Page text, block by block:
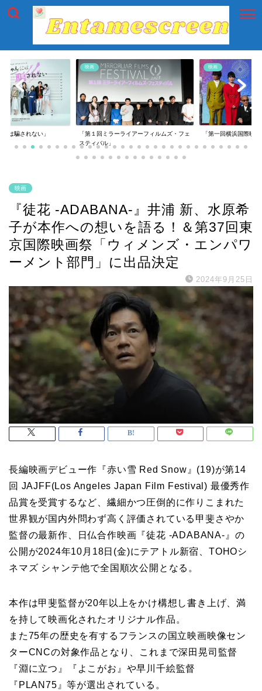
は騙されない」
映画
「第１回ミラーライアーフィルムズ・フェ
スティバル」
映画
「第一回横浜国際映画
映画
『徒花 -ADABANA-』井浦 新、水原希
子が本作への想いを語る！＆第37回東
京国際映画祭「ウィメンズ・エンパワ
ーメント部門」に出品決定
2024年9月25日
長編映画デビュー作『赤い雪 Red Snow』(19)が第14
回 JAJFF(Los Angeles Japan Film Festival) 最優秀作
品賞を受賞するなど、繊細かつ圧倒的に作りこまれた
世界観が国内外問わず高く評価されている甲斐さやか
監督の最新作、日仏合作映画『徒花 -ADABANA-』の
公開が2024年10月18日(金)にテアトル新宿、TOHOシ
ネマズ シャンテ他で全国順次公開となる。
本作は甲斐監督が20年以上をかけ構想し書き上げ、満
を持して映画化されたオリジナル作品。
また75年の歴史を有するフランスの国立映画映像セン
ターCNCの対象作品となり、これまで深田晃司監督
『淵に立つ』『よこがお』や早川千絵監督
『PLAN75』等が選出されている。